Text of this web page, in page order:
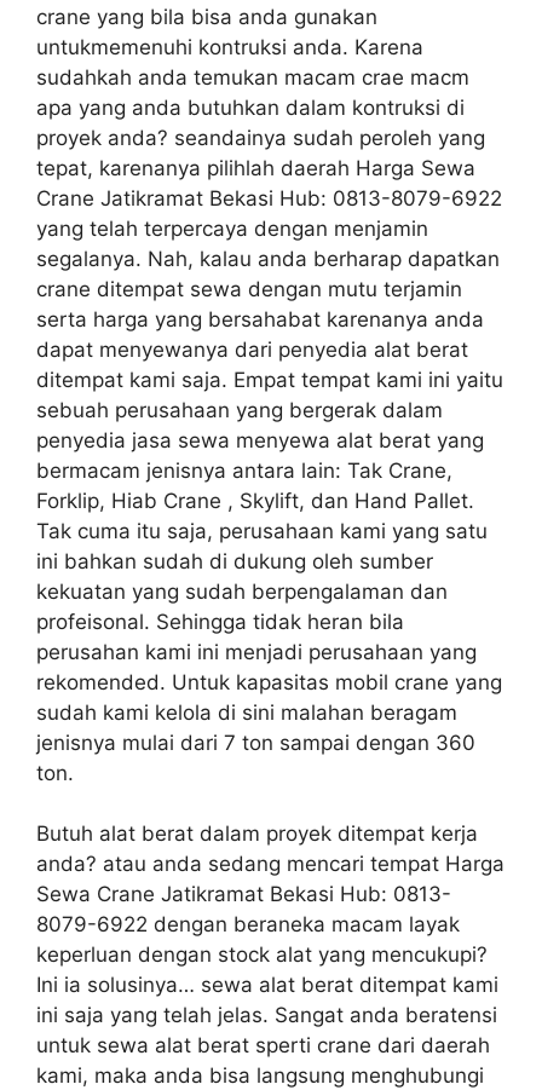
crane yang bila bisa anda gunakan
untukmemenuhi kontruksi anda. Karena
sudahkah anda temukan macam crae macm
apa yang anda butuhkan dalam kontruksi di
proyek anda? seandainya sudah peroleh yang
tepat, karenanya pilihlah daerah Harga Sewa
Crane Jatikramat Bekasi Hub: 0813-8079-6922
yang telah terpercaya dengan menjamin
segalanya. Nah, kalau anda berharap dapatkan
crane ditempat sewa dengan mutu terjamin
serta harga yang bersahabat karenanya anda
dapat menyewanya dari penyedia alat berat
ditempat kami saja. Empat tempat kami ini yaitu
sebuah perusahaan yang bergerak dalam
penyedia jasa sewa menyewa alat berat yang
bermacam jenisnya antara lain: Tak Crane,
Forklip, Hiab Crane , Skylift, dan Hand Pallet.
Tak cuma itu saja, perusahaan kami yang satu
ini bahkan sudah di dukung oleh sumber
kekuatan yang sudah berpengalaman dan
profeisonal. Sehingga tidak heran bila
perusahan kami ini menjadi perusahaan yang
rekomended. Untuk kapasitas mobil crane yang
sudah kami kelola di sini malahan beragam
jenisnya mulai dari 7 ton sampai dengan 360
ton.
Butuh alat berat dalam proyek ditempat kerja
anda? atau anda sedang mencari tempat Harga
Sewa Crane Jatikramat Bekasi Hub: 0813-
8079-6922 dengan beraneka macam layak
keperluan dengan stock alat yang mencukupi?
Ini ia solusinya… sewa alat berat ditempat kami
ini saja yang telah jelas. Sangat anda beratensi
untuk sewa alat berat sperti crane dari daerah
kami, maka anda bisa langsung menghubungi